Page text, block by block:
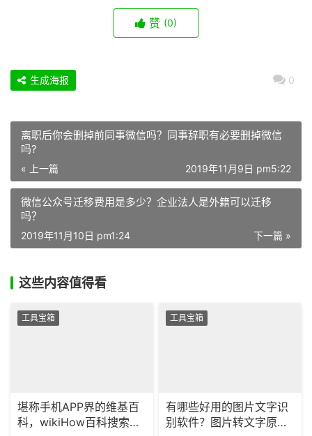
赞 (0)
0
生成海报
离职后你会删掉前同事微信吗？同事辞职有必要删掉微信
吗?
« 上一篇 2019年11月9日 pm5:22
微信公众号迁移费用是多少？企业法人是外籍可以迁移
吗？
下一篇 »
2019年11月10日 pm1:24
这些内容值得看
工具宝箱
堪称手机APP界的维基百
科，wikiHow百科搜索神
工具宝箱
有哪些好用的图片文字识
别软件？图片转文字原来